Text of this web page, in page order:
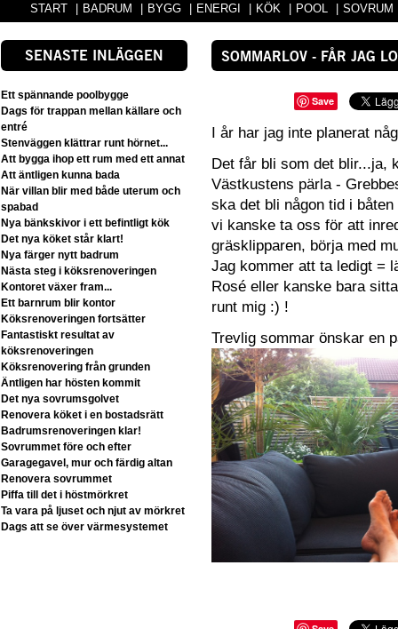
START BADRUM BYGG ENERGI KÖK POOL SOVRUM
SENASTE INLÄGGEN
Ett spännande poolbygge
Dags för trappan mellan källare och
entré
Stenväggen klättrar runt hörnet...
Att bygga ihop ett rum med ett annat
Att äntligen kunna bada
När villan blir med både uterum och
spabad
Nya bänkskivor i ett befintligt kök
Det nya köket står klart!
Nya färger nytt badrum
Nästa steg i köksrenoveringen
Kontoret växer fram...
Ett barnrum blir kontor
Köksrenoveringen fortsätter
Fantastiskt resultat av
köksrenoveringen
Köksrenovering från grunden
Äntligen har hösten kommit
Det nya sovrumsgolvet
Renovera köket i en bostadsrätt
Badrumsrenoveringen klar!
Sovrummet före och efter
Garagegavel, mur och färdig altan
Renovera sovrummet
Piffa till det i höstmörkret
Ta vara på ljuset och njut av mörkret
Dags att se över värmesystemet
SOMMARLOV - FÅR JAG
Save
I år har jag inte planerat
Det får bli som det blir...ja,
Västkustens pärla -
ska det bli någon tid i
vi kanske ta oss för att
gräsklipparen, börja med
Jag kommer att ta ledigt =
Rosé eller kanske bara
runt mig :) !
Trevlig sommar önskar en